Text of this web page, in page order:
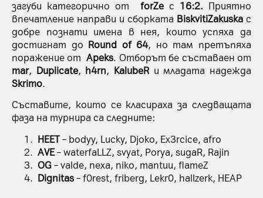
загуби категорично от
forZeс 16:2. Приятно
впечатление направи и сборката BiskvitiZakuska с
добре познати имена в нея, които успяха да
достигнат до Round of 64, но там претъпяха
поражение от Apeks. Отборът бе съставаен от
mar, Duplicate, h4rn, KalubeR и младата надежда
Skrimo.
Съставите, които се класираха за следващата
фаза на турнира са следните:
HEET– bodyy, Lucky, Djoko, Ex3rcice, afro
AVE– waterfaLLZ, svyat, Porya, sugaR, Rajin
OG– valde, nexa, niko, mantuu, flameZ
Dignitas– f0rest, friberg, Lekr0, hallzerk, HEAP